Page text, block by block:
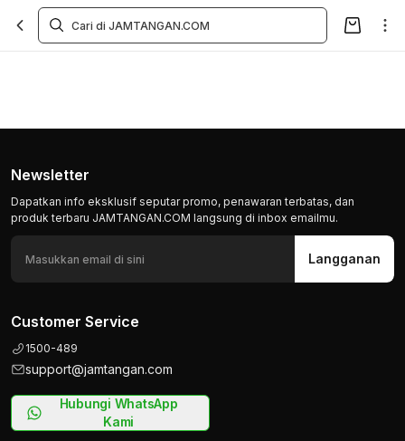
Newsletter
Dapatkan info eksklusif seputar promo, penawaran terbatas, dan
produk terbaru JAMTANGAN.COM langsung di inbox emailmu.
Langganan
Customer Service
1500-489
support@jamtangan.com
Hubungi WhatsApp
Kami